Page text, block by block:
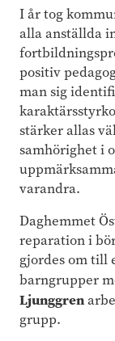
I år tog
alla anställda
positiv
man sig
stärker allas
samhörighet i
varandra.
Daghemmet
reparation i
gjordes om till
barngrupper
Ljunggren
grupp.